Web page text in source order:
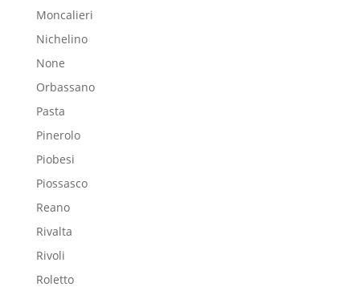
Moncalieri
Nichelino
None
Orbassano
Pasta
Pinerolo
Piobesi
Piossasco
Reano
Rivalta
Rivoli
Roletto